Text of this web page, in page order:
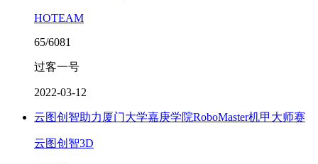
HOTEAM
65/6081
过客一号
2022-03-12
云图创智助力厦门大学嘉庚学院RoboMaster机甲大师赛
云图创智3D